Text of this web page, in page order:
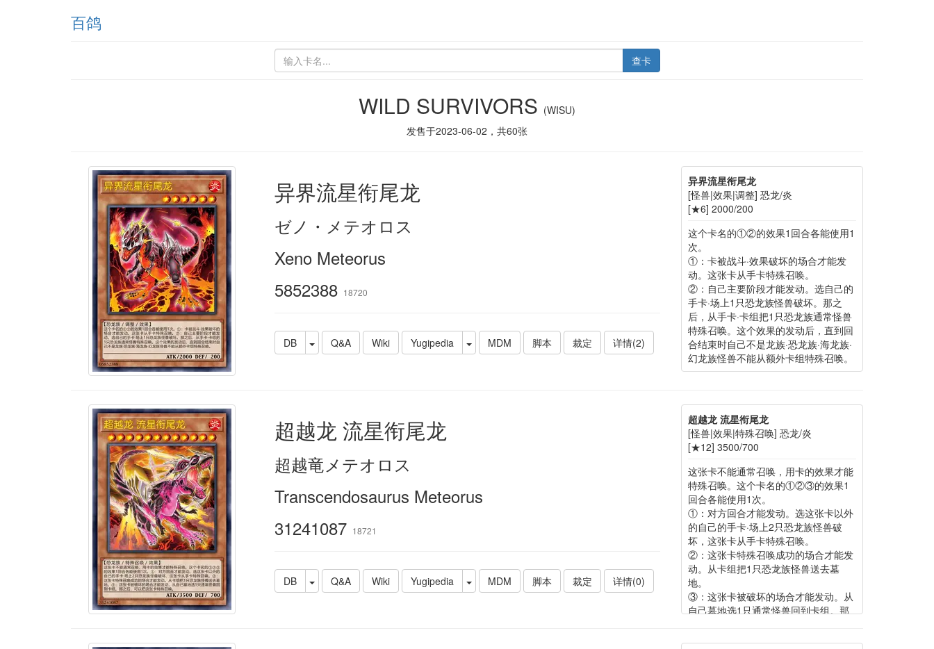
百鸽
查卡
WILD SURVIVORS (WISU)
发售于2023-06-02 ，共60张
异界流星衔尾龙
ゼノ・メテオロス
Xeno Meteorus
5852388 18720
DB Q&A Wiki Yugipedia MDM 脚本 裁定 详情(2)
异界流星衔尾龙
[怪兽|效果|调整] 恐龙/炎
[★6] 2000/200
这个卡名的①②的效果1回合各能使用1
次。
①：卡被战斗·效果破坏的场合才能发
动。这张卡从手卡特殊召唤。
②：自己主要阶段才能发动。选自己的
手卡·场上1只恐龙族怪兽破坏。那之
后，从手卡·卡组把1只恐龙族通常怪兽
特殊召唤。这个效果的发动后，直到回
合结束时自己不是龙族·恐龙族·海龙族·
幻龙族怪兽不能从额外卡组特殊召唤。
超越龙 流星衔尾龙
超越竜メテオロス
Transcendosaurus Meteorus
31241087 18721
DB Q&A Wiki Yugipedia MDM 脚本 裁定 详情(0)
超越龙 流星衔尾龙
[怪兽|效果|特殊召唤] 恐龙/炎
[★12] 3500/700
这张卡不能通常召唤，用卡的效果才能
特殊召唤。这个卡名的①②③的效果1
回合各能使用1次。
①：对方回合才能发动。选这张卡以外
的自己的手卡·场上2只恐龙族怪兽破
坏，这张卡从手卡特殊召唤。
②：这张卡特殊召唤成功的场合才能发
动。从卡组把1只恐龙族怪兽送去墓
地。
③：这张卡被破坏的场合才能发动。从
自己墓地选1只通常怪兽回到卡组。那